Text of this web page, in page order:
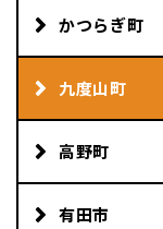
かつらぎ町
九度山町
高野町
有田市